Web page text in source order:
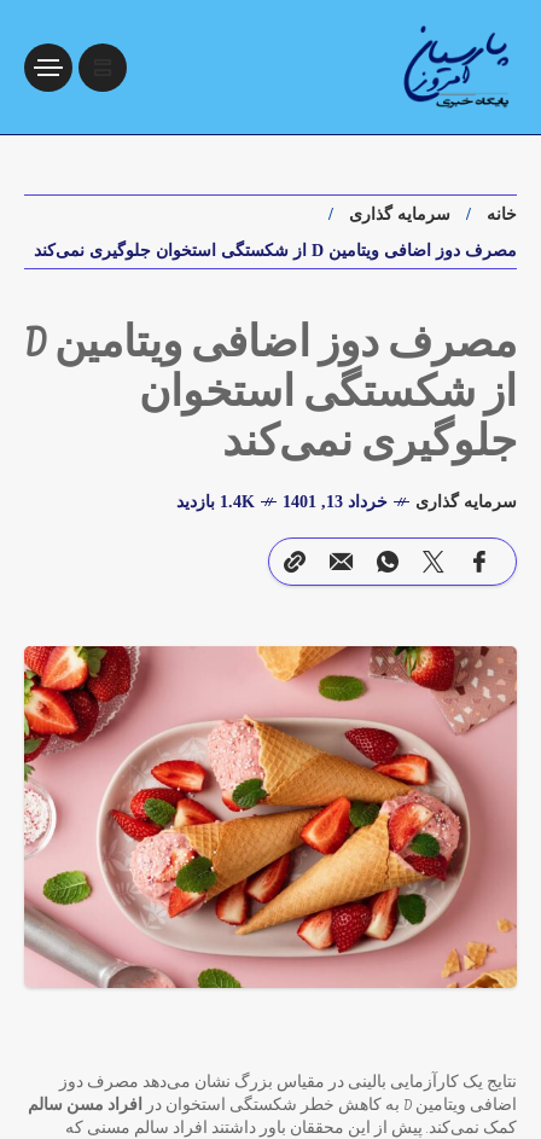
خانه
سرمایه گذاری
مصرف دوز اضافی ویتامین D از شکستگی استخوان جلوگیری نمی‌کند
مصرف دوز اضافی ویتامین D
از شکستگی استخوان
جلوگیری نمی‌کند
سرمایه گذاری خرداد 13, 1401 1.4K بازدید
نتایج یک کارآزمایی بالینی در مقیاس بزرگ نشان می‌دهد مصرف دوز
اضافی ویتامین D به کاهش خطر شکستگی استخوان در
افراد مسن سالم
کمک نمی‌کند. پیش از این محققان باور داشتند افراد سالم مسنی که